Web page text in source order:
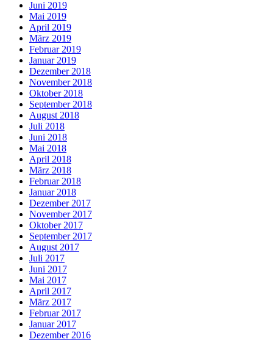
Juni 2019
Mai 2019
April 2019
März 2019
Februar 2019
Januar 2019
Dezember 2018
November 2018
Oktober 2018
September 2018
August 2018
Juli 2018
Juni 2018
Mai 2018
April 2018
März 2018
Februar 2018
Januar 2018
Dezember 2017
November 2017
Oktober 2017
September 2017
August 2017
Juli 2017
Juni 2017
Mai 2017
April 2017
März 2017
Februar 2017
Januar 2017
Dezember 2016